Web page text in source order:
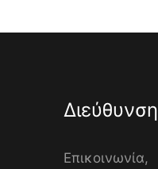
Διεύθυνση
Επικοινωνία,